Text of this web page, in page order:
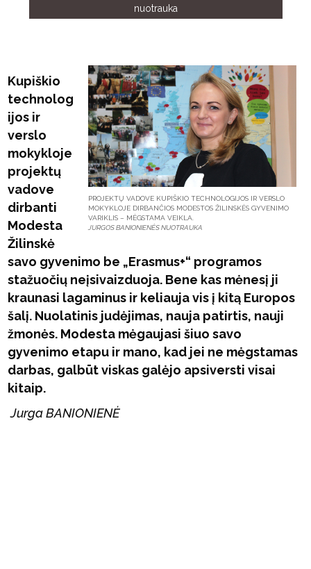
nuotrauka
PROJEKTŲ VADOVE KUPIŠKIO TECHNOLOGIJOS IR VERSLO
MOKYKLOJE DIRBANČIOS MODESTOS ŽILINSKĖS GYVENIMO
VARIKLIS – MĖGSTAMA VEIKLA.
JURGOS BANIONIENĖS NUOTRAUKA
Kupiškio
technolog
ijos ir
verslo
mokykloje
projektų
vadove
dirbanti
Modesta
Žilinskė
savo gyvenimo be „Erasmus+“ programos
stažuočių neįsivaizduoja. Bene kas mėnesį ji
kraunasi lagaminus ir keliauja vis į kitą Europos
šalį. Nuolatinis judėjimas, nauja patirtis, nauji
žmonės. Modesta mėgaujasi šiuo savo
gyvenimo etapu ir mano, kad jei ne mėgstamas
darbas, galbūt viskas galėjo apsiversti visai
kitaip.
Jurga BANIONIENĖ